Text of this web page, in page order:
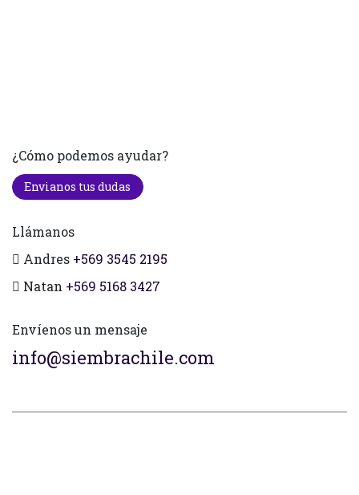
¿Cómo podemos ayudar?
Envianos tus dudas
Llámanos
Andres +569 3545 2195
Natan +569 5168 3427
Envíenos un mensaje
info@siembrachile.com